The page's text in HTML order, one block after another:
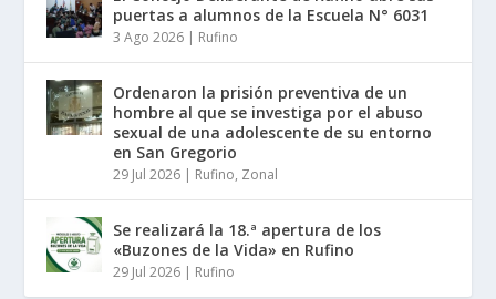
puertas a alumnos de la Escuela N° 6031
3 Ago 2026 | Rufino
Ordenaron la prisión preventiva de un
hombre al que se investiga por el abuso
sexual de una adolescente de su entorno
en San Gregorio
29 Jul 2026 | Rufino, Zonal
Se realizará la 18.ª apertura de los
«Buzones de la Vida» en Rufino
29 Jul 2026 | Rufino